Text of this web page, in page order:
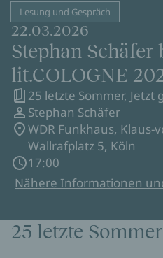
Lesung und Gespräch
22.03.2026
Stephan Schäfer
lit.COLOGNE
25 letzte Sommer, Jetzt
Stephan Schäfer
WDR Funkhaus, Klaus-
Wallrafplatz 5, Köln
17:00
Nähere Informationen
25 letzte Sommer